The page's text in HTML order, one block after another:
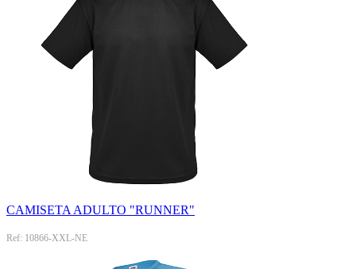
CAMISETA ADULTO "RUNNER"
Ref: 10866-XXL-NE